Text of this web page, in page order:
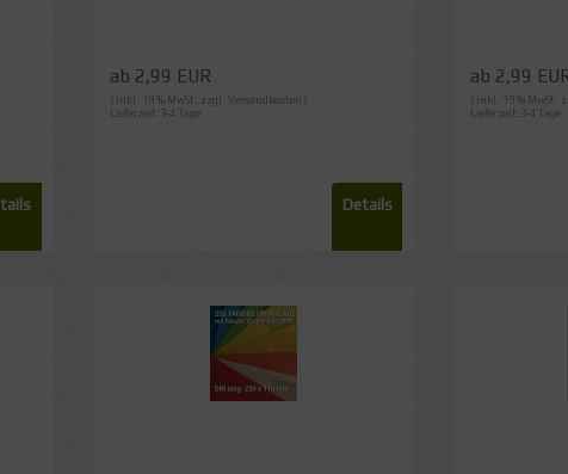
ab 2,99 EUR
( inkl. 19 % MwSt. zzgl. Versandkosten )
Lieferzeit:3-4 Tage
Details
ab 2,99
( inkl. 19 % MwSt.
Lieferzeit:3-4 Tage